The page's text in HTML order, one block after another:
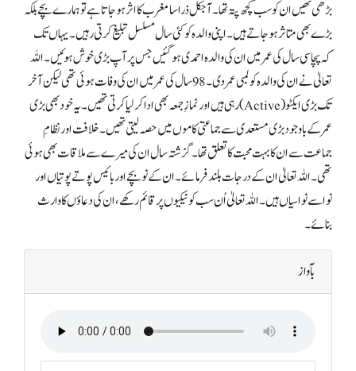
بڑھی تھیں ان کو سب کچھ پتہ تھا۔ آجکل ذرا سا مغرب کا اثر ہو جاتا ہے تو ہمارے بچے بلکہ
بڑے بھی متاثر ہو جاتے ہیں۔ اپنی والدہ کو کئی سال مسلسل تبلیغ کرتی رہیں۔ یہاں تک
کہ پچاسی سال کی عمر میں ان کی والدہ احمدی ہو گئیں جس پر آپ بڑی خوش ہوئیں۔ اللہ
تعالیٰ نے ان کی والدہ کو لمبی عمر دی۔ 98سال کی عمر میں ان کی وفات ہوئی تھی لیکن آخر
تک بڑی ایکٹو (Active) رہی ہیں اور نمازِ جمعہ بھی ادا کر لیا کرتی تھیں۔ یہ خود بھی بڑی
عمر کے باوجود بڑی مستعدی سے جماعتی کاموں میں حصہ لیتی تھیں۔ خلافت اور نظامِ
جماعت سے ان کا بہت محبت کا تعلق تھا۔ گزشتہ سال ان کی میرے سے ملاقات بھی ہوئی
تھی۔ اللہ تعالیٰ ان کے درجات بلند فرمائے۔ ان کے نو بچے اور بائیس پوتے پوتیاں اور
نواسے نواسیاں ہیں۔ اللہ تعالیٰ اُن سب کو نیکیوں پر قائم رکھے، ان کی دعاؤں کا وارث
بنائے۔
بآواز